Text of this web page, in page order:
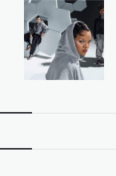
Виджеты